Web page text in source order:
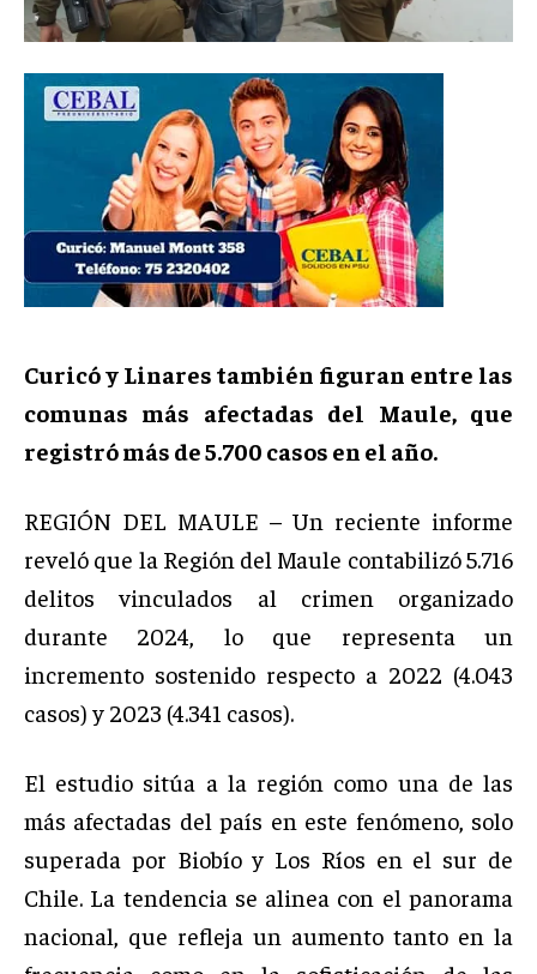
Curicó y Linares también figuran entre las
comunas más afectadas del Maule, que
registró más de 5.700 casos en el año.
REGIÓN DEL MAULE – Un reciente informe
reveló que la Región del Maule contabilizó 5.716
delitos vinculados al crimen organizado
durante 2024, lo que representa un
incremento sostenido respecto a 2022 (4.043
casos) y 2023 (4.341 casos).
El estudio sitúa a la región como una de las
más afectadas del país en este fenómeno, solo
superada por Biobío y Los Ríos en el sur de
Chile. La tendencia se alinea con el panorama
nacional, que refleja un aumento tanto en la